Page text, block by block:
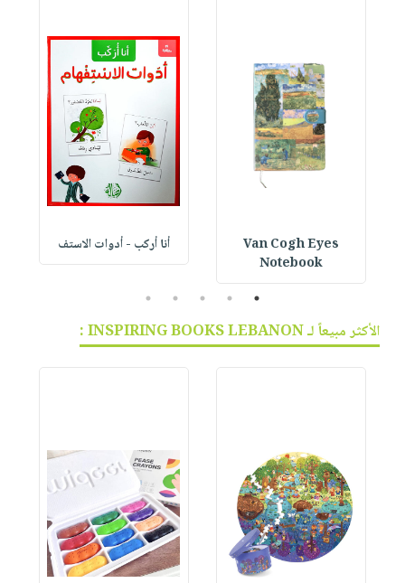
Van Cogh Eyes
Notebook
أنا أركب - أدوات الاستف
1
2
3
4
5
الأكثر مبيعاً لـ INSPIRING BOOKS LEBANON :